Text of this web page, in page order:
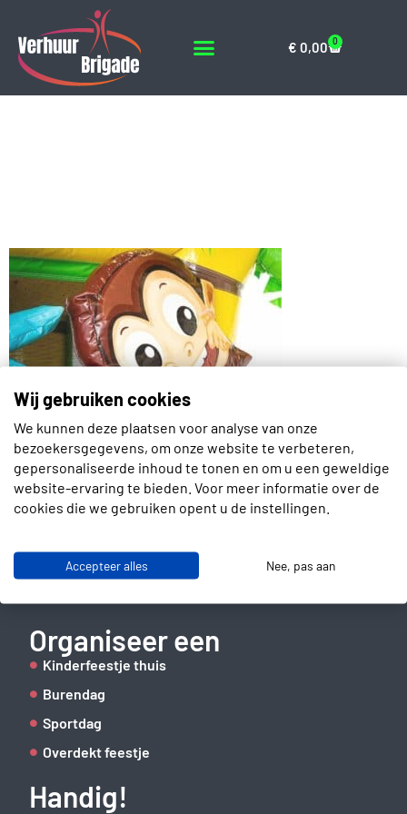
€ 0,00 0
Contact
Slotenmakerstraat 30
info@verhuurbrigade.nl
Organiseer een
Kinderfeestje thuis
Burendag
Sportdag
Overdekt feestje
Handig!
Wij gebruiken cookies
We kunnen deze plaatsen voor analyse van onze
bezoekersgegevens, om onze website te verbeteren,
gepersonaliseerde inhoud te tonen en om u een geweldige
website-ervaring te bieden. Voor meer informatie over de
cookies die we gebruiken opent u de instellingen.
Accepteer alles Nee, pas aan